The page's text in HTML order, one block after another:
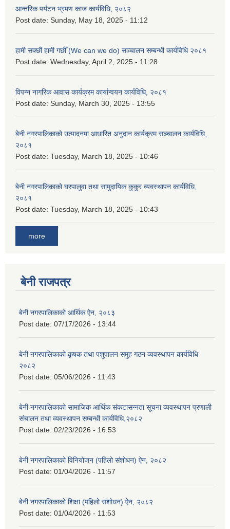
आन्तरिक पर्यटन भ्रमण काज कार्यविधि, २०८२
Post date: Sunday, May 18, 2025 - 11:12
हामी सक्छौं हामी गछौँ (We can we do) सञ्चालन सम्बन्धी कार्यविधि २०८१
Post date: Wednesday, April 2, 2025 - 11:28
विपन्न नागरिक आवास कार्यक्रम कार्यान्वयन कार्यविधि, २०८१
Post date: Sunday, March 30, 2025 - 13:55
बेनी नगरपालिकाको उत्पादनमा आधारित अनुदान कार्यक्रम सञ्‍चालन कार्यविधि,
२०८१
Post date: Tuesday, March 18, 2025 - 10:46
बेनी नगरपालिकाको घरपालुवा तथा सामुदायिक कुकुर व्यवस्थापन कार्यविधि,
२०८१
Post date: Tuesday, March 18, 2025 - 10:43
more
बेनी राजपत्र
बेनी नगरपालिकाको आर्थिक ऐन, २०८३
Post date: 07/17/2026 - 13:44
बेनी नगरपालिकाको कृषक तथा पशुपालन समुह गठन व्यवस्थापन कार्यविधि
२०८२
Post date: 05/06/2026 - 11:43
बेनी नगरपालिकाको सामाजिक आर्थिक संकटासन्नता सूचना व्यवस्थापन प्रणाली
संचालन तथा व्यवस्थापन सम्बन्धी कार्यविधि,२०८२
Post date: 02/23/2026 - 16:53
बेनी नगरपालिकाको विनियोजन (पहिलो संशोधन) ऐन, २०८२
Post date: 01/04/2026 - 11:57
बेनी नगरपालिकाको शिक्षा (पहिलो संशोधन) ऐन, २०८२
Post date: 01/04/2026 - 11:53